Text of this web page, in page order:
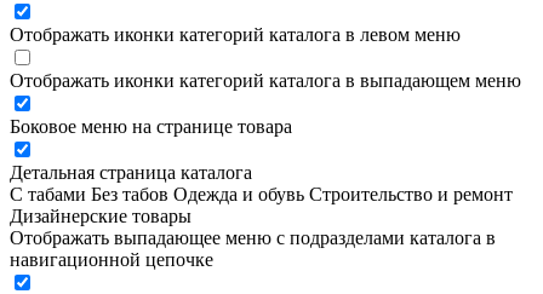
Отображать иконки категорий каталога в левом меню
Отображать иконки категорий каталога в выпадающем меню
Боковое меню на странице товара
Детальная страница каталога
С табами Без табов Одежда и обувь Строительство и ремонт
Дизайнерские товары
Отображать выпадающее меню с подразделами каталога в
навигационной цепочке